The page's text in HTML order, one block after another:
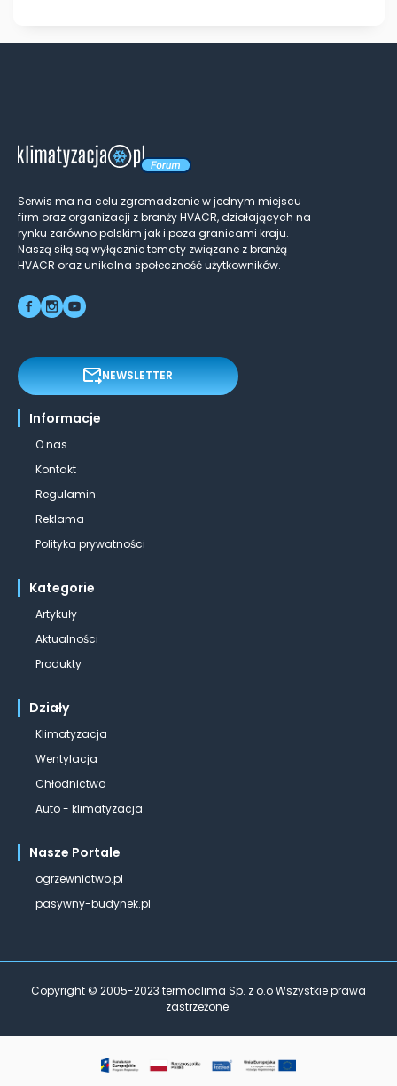
Serwis ma na celu zgromadzenie w jednym miejscu
firm oraz organizacji z branży HVACR, działających na
rynku zarówno polskim jak i poza granicami kraju.
Naszą siłą są wyłącznie tematy związane z branżą
HVACR oraz unikalna społeczność użytkowników.
NEWSLETTER
Informacje
O nas
Kontakt
Regulamin
Reklama
Polityka prywatności
Kategorie
Artykuły
Aktualności
Produkty
Działy
Klimatyzacja
Wentylacja
Chłodnictwo
Auto - klimatyzacja
Nasze Portale
ogrzewnictwo.pl
pasywny-budynek.pl
Copyright © 2005-2023 termoclima Sp. z o.o Wszystkie prawa
zastrzeżone.